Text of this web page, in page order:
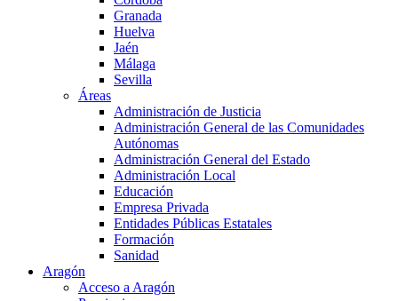
Granada
Huelva
Jaén
Málaga
Sevilla
Áreas
Administración de Justicia
Administración General de las Comunidades
Autónomas
Administración General del Estado
Administración Local
Educación
Empresa Privada
Entidades Públicas Estatales
Formación
Sanidad
Aragón
Acceso a Aragón